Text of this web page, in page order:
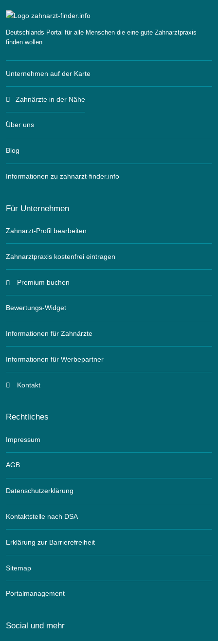
Deutschlands Portal für alle Menschen die eine gute Zahnarztpraxis
finden wollen.
Unternehmen auf der Karte
Zahnärzte in der Nähe
Über uns
Blog
Informationen zu zahnarzt-finder.info
Für Unternehmen
Zahnarzt-Profil bearbeiten
Zahnarztpraxis kostenfrei eintragen
Premium buchen
Bewertungs-Widget
Informationen für Zahnärzte
Informationen für Werbepartner
Kontakt
Rechtliches
Impressum
AGB
Datenschutzerklärung
Kontaktstelle nach DSA
Erklärung zur Barrierefreiheit
Sitemap
Portalmanagement
Social und mehr